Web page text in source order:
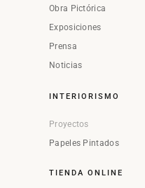
Obra Pictórica
Exposiciones
Prensa
Noticias
INTERIORISMO
Proyectos
Papeles Pintados
TIENDA ONLINE